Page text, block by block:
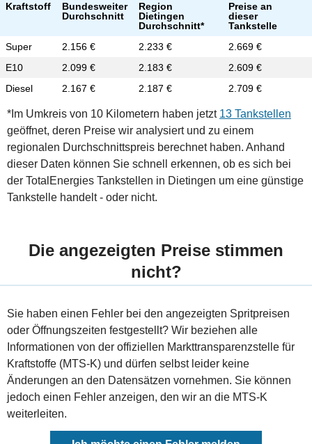
Kraftstoff
Bundesweiter
Durchschnitt
Region
Dietingen
Durchschnitt*
Preise an
dieser
Tankstelle
Super
2.156 € 2.233 €
2.669 €
E10
2.099 € 2.183 €
2.609 €
Diesel
2.167 € 2.187 € 2.709 €
*Im Umkreis von 10 Kilometern haben jetzt 13 Tankstellen
geöffnet, deren Preise wir analysiert und zu einem
regionalen Durchschnittspreis berechnet haben. Anhand
dieser Daten können Sie schnell erkennen, ob es sich bei
der TotalEnergies Tankstellen in Dietingen um eine günstige
Tankstelle handelt - oder nicht.
Die angezeigten Preise stimmen
nicht?
Sie haben einen Fehler bei den angezeigten Spritpreisen
oder Öffnungszeiten festgestellt? Wir beziehen alle
Informationen von der offiziellen Markttransparenzstelle für
Kraftstoffe (MTS-K) und dürfen selbst leider keine
Änderungen an den Datensätzen vornehmen. Sie können
jedoch einen Fehler anzeigen, den wir an die MTS-K
weiterleiten.